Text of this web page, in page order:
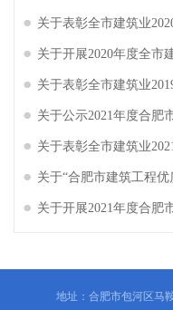
关于表彰全市建筑业
关于开展2020年度全市
关于表彰全市建筑业
关于公示2021年度合肥
关于表彰全市建筑业
关于“合肥市建筑工程
关于开展2021年度合肥
地址：合肥市包河区马